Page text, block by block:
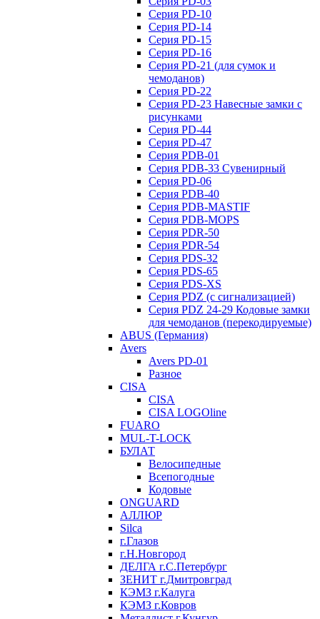
Серия PD-10
Серия PD-14
Серия PD-15
Серия PD-16
Серия PD-21 (для сумок и
чемоданов)
Серия PD-22
Серия PD-23 Навесные замки с
рисунками
Серия PD-44
Серия PD-47
Серия PDB-01
Серия PDB-33 Сувенирный
Серия PD-06
Серия PDB-40
Серия PDB-MASTIF
Серия PDB-MOPS
Серия PDR-50
Серия PDR-54
Серия PDS-32
Серия PDS-65
Серия PDS-XS
Серия PDZ (с сигнализацией)
Серия PDZ 24-29 Кодовые замки
для чемоданов (перекодируемые)
ABUS (Германия)
Avers
Avers PD-01
Разное
CISA
CISA
CISA LOGOline
FUARO
MUL-T-LOCK
БУЛАТ
Велосипедные
Всепогодные
Кодовые
ONGUARD
АЛЛЮР
Silca
г.Глазов
г.Н.Новгород
ДЕЛГА г.С.Петербург
ЗЕНИТ г.Дмитровград
КЭМЗ г.Калуга
КЭМЗ г.Ковров